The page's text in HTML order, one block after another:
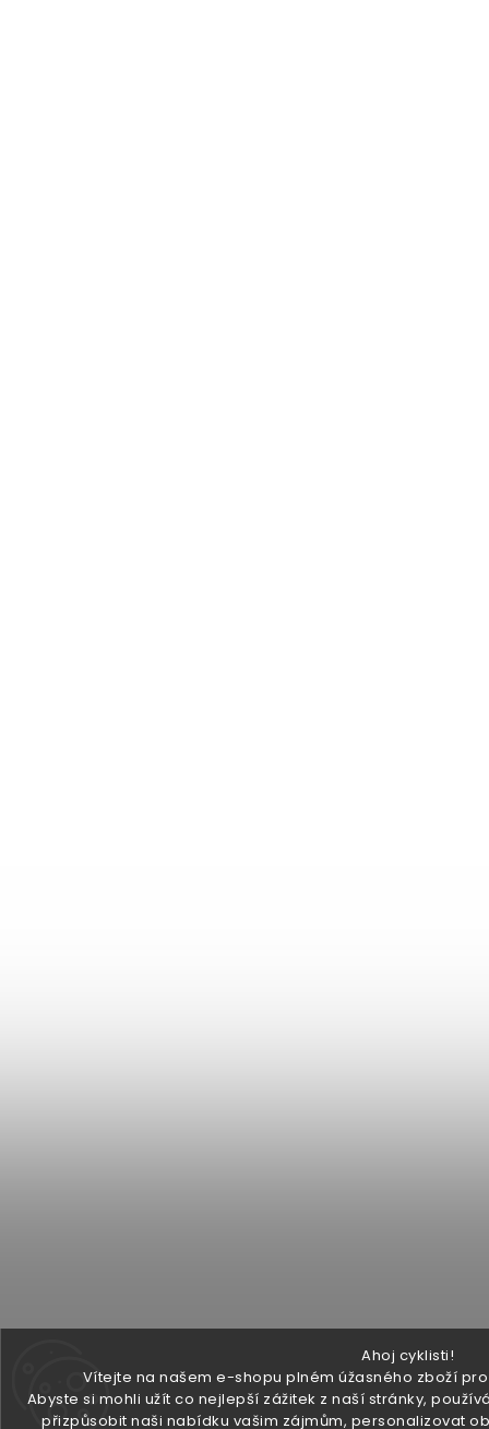
Ahoj cyklisti!
Vítejte na našem e-shopu plném úžasného zboží
Abyste si mohli užít co nejlepší zážitek z naší stránky,
přizpůsobit naši nabídku vašim zájmům, personalizovat